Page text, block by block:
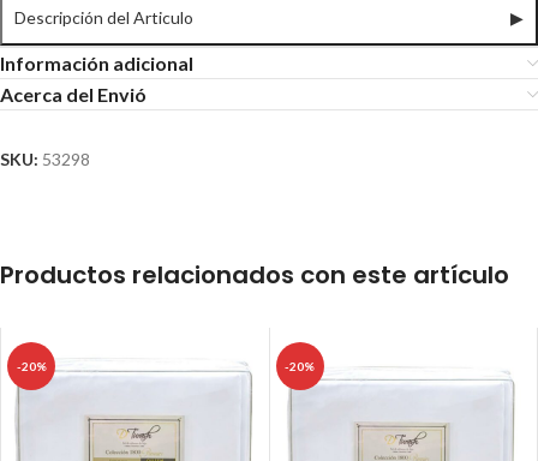
Descripción del Articulo ▶
Información adicional
Acerca del Envió
SKU: 53298
Productos relacionados con este artículo
-20% -20%